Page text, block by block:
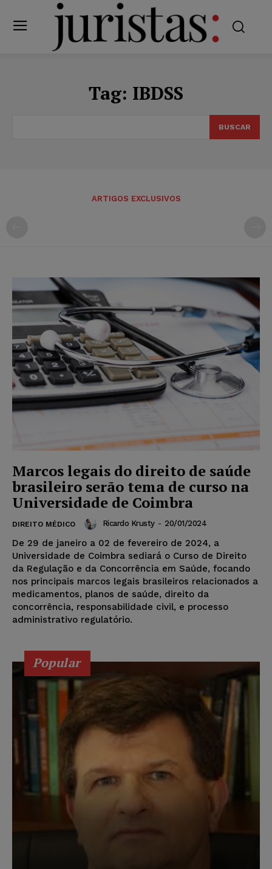
Tag: IBDSS
BUSCAR
ARTIGOS EXCLUSIVOS
Marcos legais do direito de saúde
brasileiro serão tema de curso na
Universidade de Coimbra
DIREITO MÉDICO Ricardo Krusty - 20/01/2024
De 29 de janeiro a 02 de fevereiro de 2024, a
Universidade de Coimbra sediará o Curso de Direito
da Regulação e da Concorrência em Saúde, focando
nos principais marcos legais brasileiros relacionados a
medicamentos, planos de saúde, direito da
concorrência, responsabilidade civil, e processo
administrativo regulatório.
Popular